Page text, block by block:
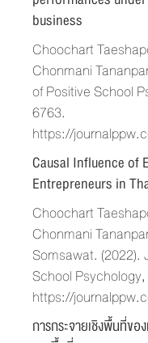
business
Choochart
Chonmani
of Positive School
6763.
https://
Causal Influence of
Entrepreneurs in
Choochart
Chonmani
Somsawat. (2022).
School
https://
การกระจายเชิงพื้นที่ขอ